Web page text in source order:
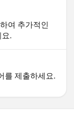
여 추가적인
.
를 제출하세요.